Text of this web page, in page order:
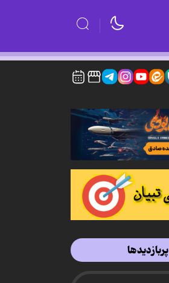
پربازدیدها